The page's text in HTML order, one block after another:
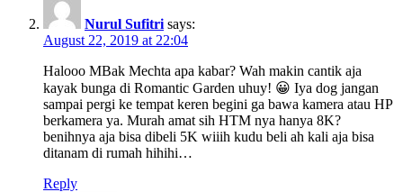
Nurul Sufitri says:
August 22, 2019 at 22:04
Halooo MBak Mechta apa kabar? Wah makin cantik aja
kayak bunga di Romantic Garden uhuy! 😀 Iya dog jangan
sampai pergi ke tempat keren begini ga bawa kamera atau HP
berkamera ya. Murah amat sih HTM nya hanya 8K?
benihnya aja bisa dibeli 5K wiiih kudu beli ah kali aja bisa
ditanam di rumah hihihi…
Reply